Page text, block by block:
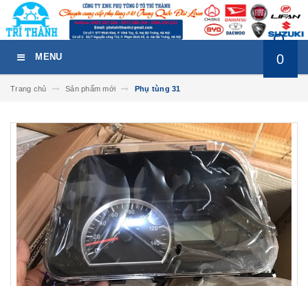
MENU 0
Trang chủ Sản phẩm mới Phụ tùng 31